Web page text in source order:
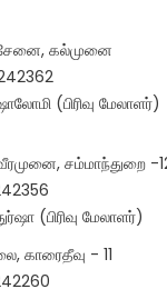
கல்முனை
(பிரிவு மேலாளர்)
சம்மாந்துறை -
(பிரிவு மேலாளர்)
காரைதீவு - 11